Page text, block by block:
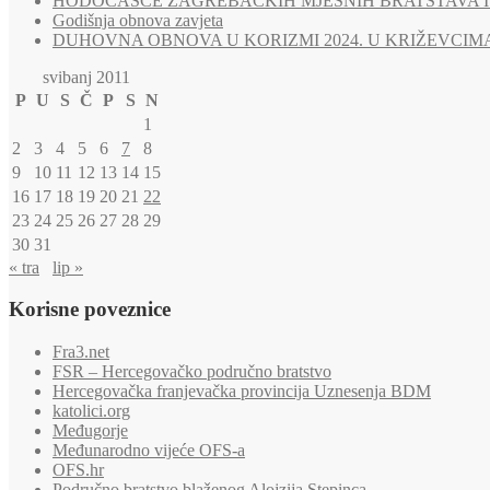
Godišnja obnova zavjeta
DUHOVNA OBNOVA U KORIZMI 2024. U
svibanj 2011
P U S Č P S N
1
2
3 4 5 6 7
8
9
10 11 12 13 14 15
16 17 18 19 20 21 22
23 24 25 26 27 28 29
30 31
« tra
lip »
Korisne poveznice
Fra3.net
FSR – Hercegovačko područno bratstvo
Hercegovačka franjevačka provincija Uznesenja BDM
katolici.org
Međugorje
Međunarodno vijeće OFS-a
OFS.hr